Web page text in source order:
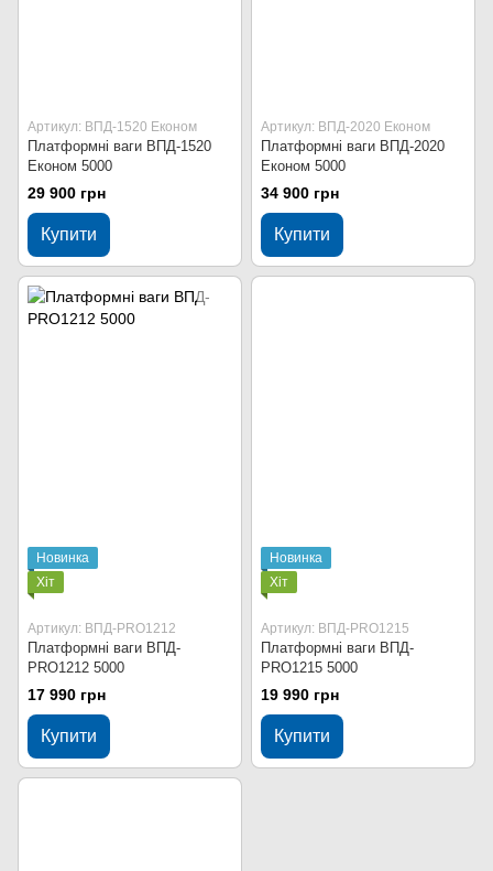
Артикул: ВПД-1520 Економ
Платформні ваги ВПД-1520
Економ 5000
29 900 грн
Купити
Артикул: ВПД-2020 Економ
Платформні ваги ВПД-2020
Економ 5000
34 900 грн
Купити
Новинка
Хіт
Артикул: ВПД-PRO1212
Платформні ваги ВПД-
PRO1212 5000
17 990 грн
Купити
Новинка
Хіт
Артикул: ВПД-PRO1215
Платформні ваги ВПД-
PRO1215 5000
19 990 грн
Купити